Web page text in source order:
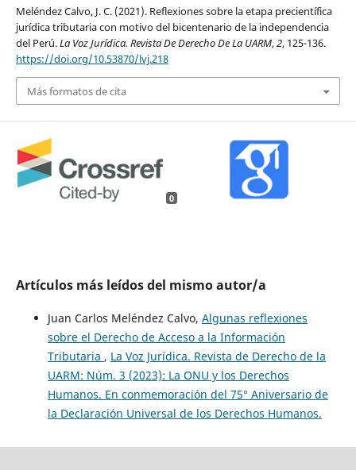
Meléndez Calvo, J. C. (2021). Reflexiones sobre la etapa precientífica
jurídica tributaria con motivo del bicentenario de la independencia
del Perú.La Voz Jurídica. Revista De Derecho De La UARM,2, 125-136.
https://doi.org/10.53870/lvj.218
Más formatos de cita
0
Artículos más leídos del mismo autor/a
Juan Carlos Meléndez Calvo, Algunas reflexiones
sobre el Derecho de Acceso a la Información
Tributaria , La Voz Jurídica. Revista de Derecho de la
UARM: Núm. 3 (2023): La ONU y los Derechos
Humanos. En conmemoración del 75° Aniversario de
la Declaración Universal de los Derechos Humanos.